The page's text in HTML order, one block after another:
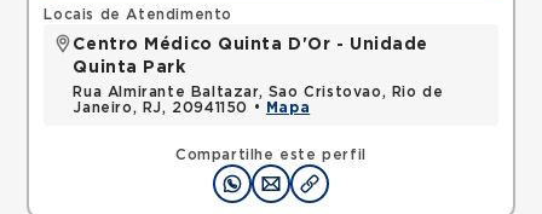
Compartilhe este perfil
Locais de Atendimento
Centro Médico Quinta D'Or - Unidade
Quinta Park
Rua Almirante Baltazar, Sao Cristovao, Rio de
Janeiro, RJ, 20941150 •
Mapa